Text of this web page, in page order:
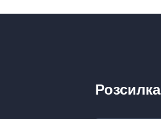
Розсилка